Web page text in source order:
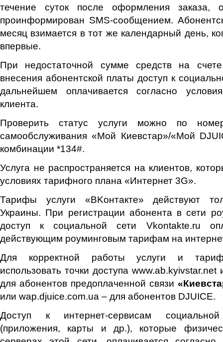
течение суток после оформления заказа,
проинформирован SMS-сообщением.
месяц взимается в тот же календарный день,
впервые.
При недостаточной сумме средств на
внесения абонентской платы доступ к
дальнейшем оплачивается согласно
клиента.
Проверить статус услуги можно по
самообслуживания «Мой Киевстар»/«Мой
комбинации *134#.
Услуга не распространяется на клиентов,
условиях тарифного плана «Интернет 3G».
Тарифы услуги «ВKонтакте»
действуют
Украины. При регистрации абонента в сети
доступ к социальной сети Vkontakte.ru
действующим роуминговым тарифам на
Для корректной работы услуги и
использовать точки доступа
для абонентов предоплаченной связи
или wap.djuice.com.ua – для абонентов DJUICE.
Доступ к интернет-сервисам
(приложения, карты и др.), которые